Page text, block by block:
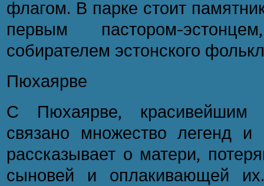
флагом. В парке стоит
первым пастором-
собирателем эстонского
Пюхаярве
С Пюхаярве, красивейшим
связано множество легенд
рассказывает о матери,
сыновей и оплакивающей